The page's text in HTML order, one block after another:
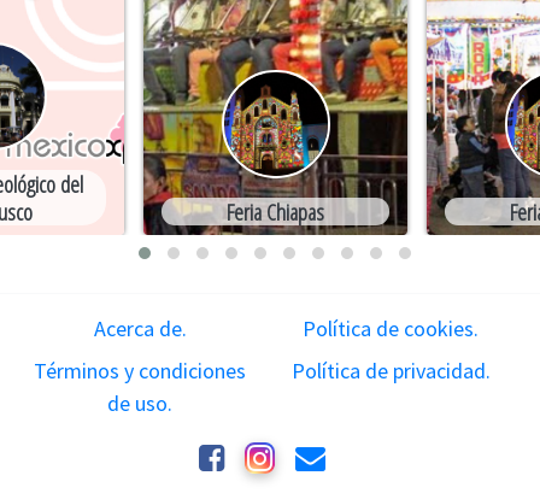
del
Feria Chiapas
Acerca de.
Política de cookies.
Términos y condiciones
de uso.
Política de privacidad.